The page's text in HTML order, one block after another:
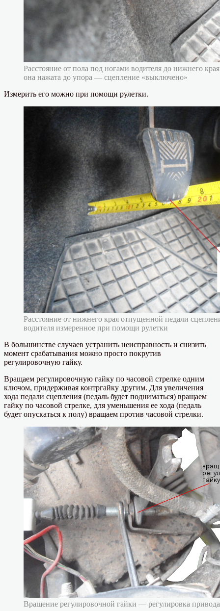
Расстояние от пола под ногами водителя до нижнего
она нажата до упора — сцепление «выключено»
Измерить его можно при помощи рулетки.
Расстояние от нижнего края отпущенной педали
водителя измеренное при помощи рулетки
В большинстве случаев устранить неисправность и снизить
момент срабатывания можно просто покрутив
регулировочную гайку.
Вращаем регулировочную гайку по часовой стрелке одним
ключом, придерживая контргайку другим. Для увеличения
хода педали сцепления (педаль будет подниматься) вращаем
гайку по часовой стрелке, для уменьшения ее хода (педаль
будет опускаться к полу) вращаем против часовой стрелки.
Вращение регулировочной гайки — регулировка